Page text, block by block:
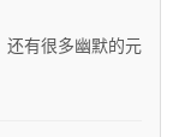
还有很多幽默的元